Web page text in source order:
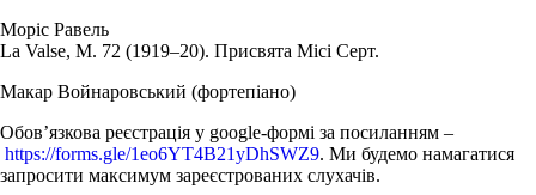
Моріс Равель
La Valse, M. 72 (1919–20). Присвята Місі Серт.
Макар Войнаровський (фортепіано)
Обов’язкова реєстрація у google-формі за посиланням –
https://forms.gle/1eo6YT4B21yDhSWZ9. Ми будемо намагатися
запросити максимум зареєстрованих слухачів.